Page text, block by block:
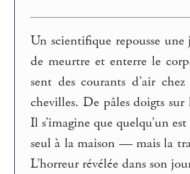
Un scientifique repousse
de meurtre et enterre le
sent des courants d’air
chevilles. De pâles doigts
Il s’imagine que quelqu’un
seul à la maison — mais la
L’horreur révélée dans son